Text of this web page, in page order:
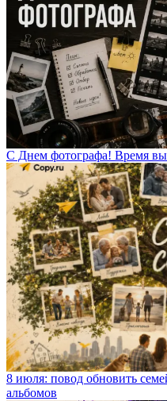
С Днем фотографа! Время
8 июля: повод обновить
альбомов